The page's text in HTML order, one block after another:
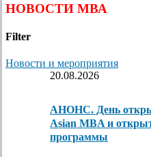
НОВОСТИ МВА
Filter
Новости и мероприятия
20.08.2026
АНОНС. День
Asian MBA и
программы